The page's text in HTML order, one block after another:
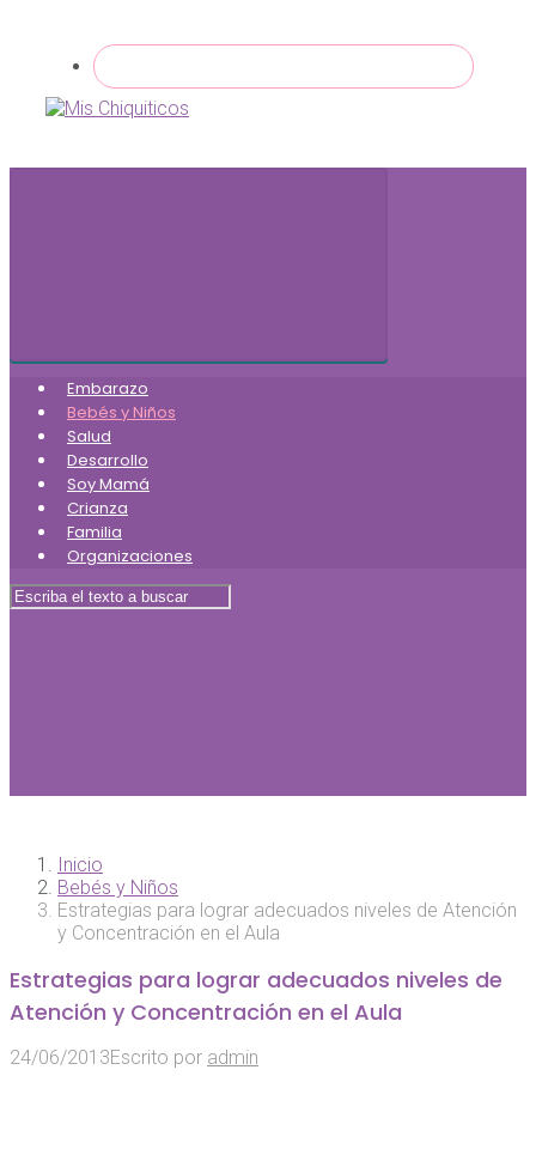
Embarazo
Bebés y Niños
Salud
Desarrollo
Soy Mamá
Crianza
Familia
Organizaciones
Inicio
Bebés y Niños
Estrategias para lograr adecuados niveles de Atención
y Concentración en el Aula
Estrategias para lograr adecuados niveles de
Atención y Concentración en el Aula
24/06/2013Escrito por admin